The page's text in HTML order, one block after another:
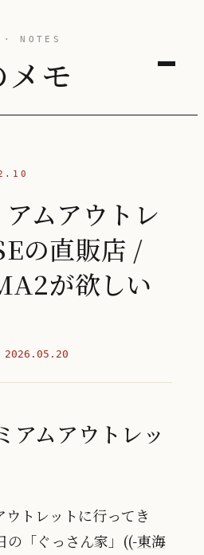
NOTES
モ
ムアウトレ
の直販店 /
が欲しい
2026.05.20
アムアウトレッ
ウトレットに行ってき
の「ぐっさん家」((-東海